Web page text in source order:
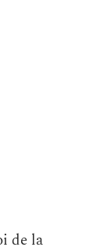
de la